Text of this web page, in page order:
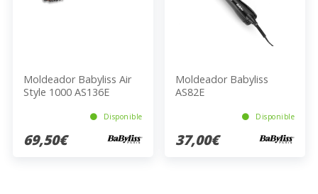
Moldeador Babyliss Air
Style 1000 AS136E
Disponible
69,50€
Moldeador Babyliss
AS82E
Disponible
37,00€